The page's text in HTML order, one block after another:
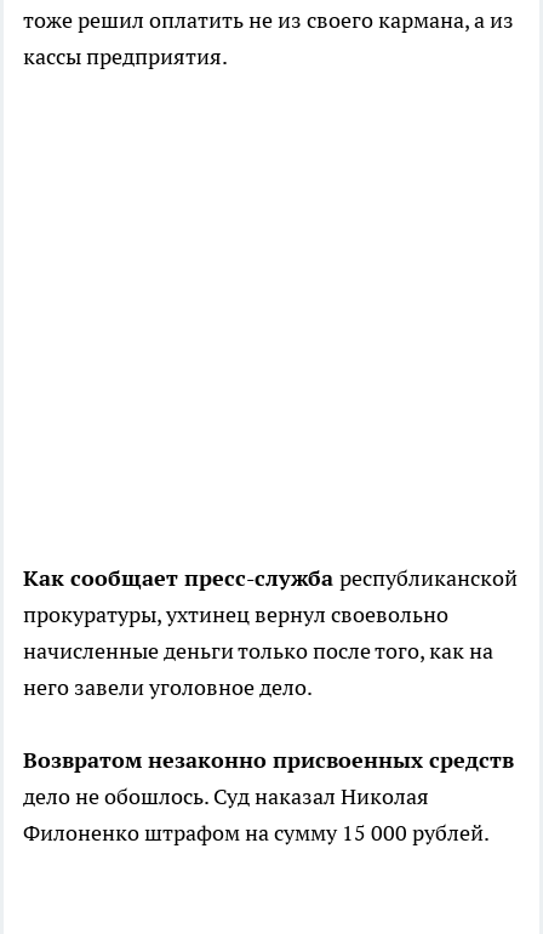
тоже решил оплатить не из своего кармана, а из
кассы предприятия.
Как сообщает пресс-служба республиканской
прокуратуры, ухтинец вернул своевольно
начисленные деньги только после того, как на
него завели уголовное дело.
Возвратом незаконно присвоенных средств
дело не обошлось. Суд наказал Николая
Филоненко штрафом на сумму 15 000 рублей.